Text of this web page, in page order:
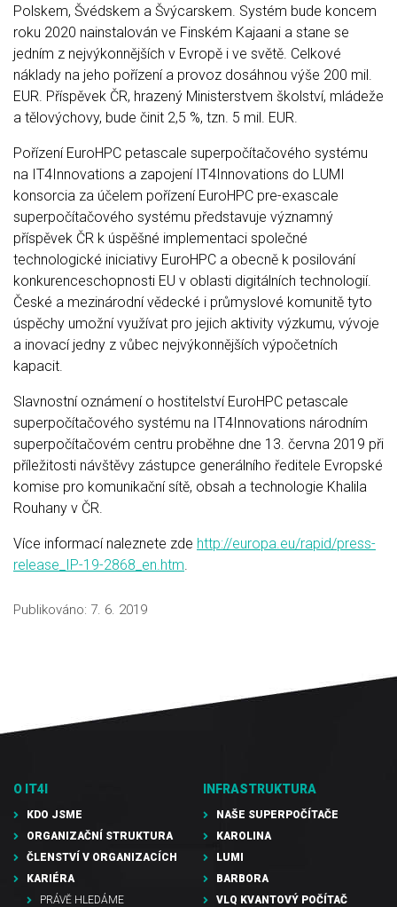
Polskem, Švédskem a Švýcarskem. Systém bude koncem
roku 2020 nainstalován ve Finském Kajaani a stane se
jedním z nejvýkonnějších v Evropě i ve světě. Celkové
náklady na jeho pořízení a provoz dosáhnou výše 200 mil.
EUR. Příspěvek ČR, hrazený Ministerstvem školství, mládeže
a tělovýchovy, bude činit 2,5 %, tzn. 5 mil. EUR.
Pořízení EuroHPC petascale superpočítačového systému
na IT4Innovations a zapojení IT4Innovations do LUMI
konsorcia za účelem pořízení EuroHPC pre-exascale
superpočítačového systému představuje významný
příspěvek ČR k úspěšné implementaci společné
technologické iniciativy EuroHPC a obecně k posilování
konkurenceschopnosti EU v oblasti digitálních technologií.
České a mezinárodní vědecké i průmyslové komunitě tyto
úspěchy umožní využívat pro jejich aktivity výzkumu, vývoje
a inovací jedny z vůbec nejvýkonnějších výpočetních
kapacit.
Slavnostní oznámení o hostitelství EuroHPC petascale
superpočítačového systému na IT4Innovations národním
superpočítačovém centru proběhne dne 13. června 2019 při
příležitosti návštěvy zástupce generálního ředitele Evropské
komise pro komunikační sítě, obsah a technologie Khalila
Rouhany v ČR.
Více informací naleznete zde http://europa.eu/rapid/press-
release_IP-19-2868_en.htm
Publikováno: 7. 6. 2019
O IT4I
KDO JSME
ORGANIZAČNÍ STRUKTURA
ČLENSTVÍ V ORGANIZACÍCH
KARIÉRA
PRÁVĚ HLEDÁME
INFRASTRUKTURA
NAŠE SUPERPOČÍTAČE
KAROLINA
LUMI
BARBORA
VLQ KVANTOVÝ POČÍTAČ